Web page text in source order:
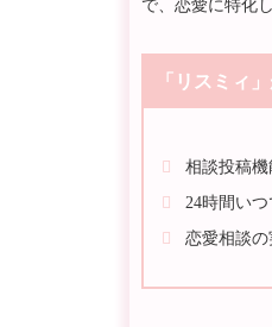
で、恋愛に特化
「リスミィ
相談投稿
24時間い
恋愛相談